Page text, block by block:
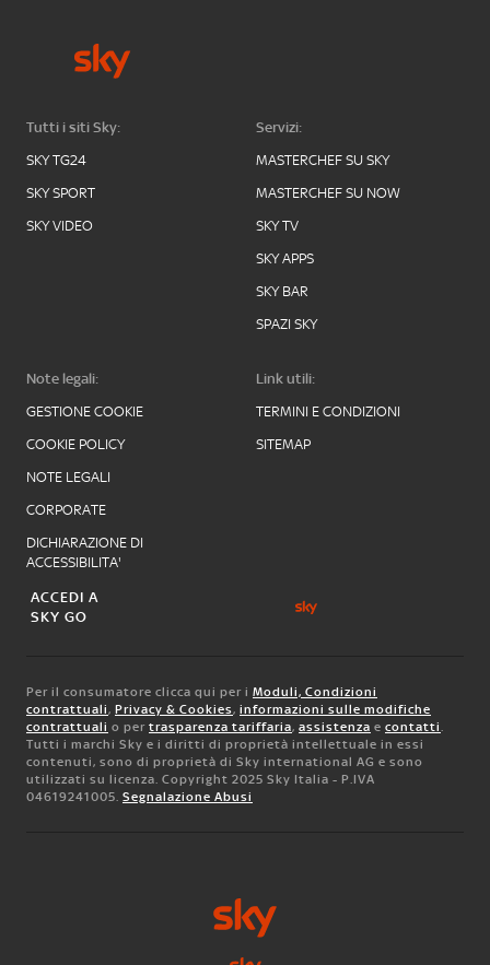
Tutti i siti Sky:
SKY TG24
SKY SPORT
SKY VIDEO
Servizi:
MASTERCHEF SU SKY
MASTERCHEF SU NOW
SKY TV
SKY APPS
SKY BAR
SPAZI SKY
Note legali:
GESTIONE COOKIE
COOKIE POLICY
NOTE LEGALI
CORPORATE
DICHIARAZIONE DI
ACCESSIBILITA'
Link utili:
TERMINI E CONDIZIONI
SITEMAP
ACCEDI A
SKY GO
Per il consumatore clicca qui per i Moduli, Condizioni
contrattuali, Privacy & Cookies, informazioni sulle modifiche
contrattuali o per trasparenza tariffaria, assistenza e contatti.
Tutti i marchi Sky e i diritti di proprietà intellettuale in essi
contenuti, sono di proprietà di Sky international AG e sono
utilizzati su licenza. Copyright 2025 Sky Italia - P.IVA
04619241005. Segnalazione Abusi